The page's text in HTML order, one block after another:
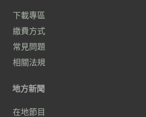
下載專區
繳費方式
常見問題
相關法規
地方新聞
在地節目